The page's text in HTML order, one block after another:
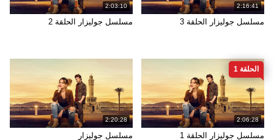
2:16:41
مسلسل جوليزار الحلقة 3
2:03:10
مسلسل جوليزار الحلقة 2
2:06:28
الحلقة 1
مسلسل جوليزار الحلقة 1
2:20:28
مسلسل جوليزار